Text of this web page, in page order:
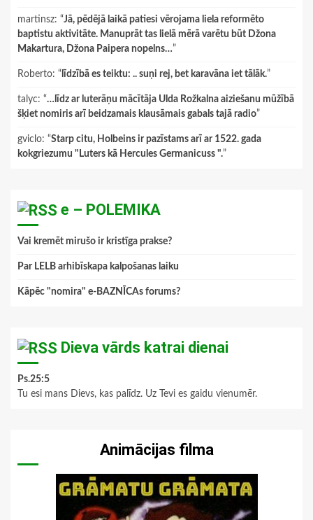
martinsz: “Jā, pēdējā laikā patiesi vērojama liela reformēto
baptistu aktivitāte. Manuprāt tas lielā mērā varētu būt Džona
Makartura, Džona Paipera nopelns…”
Roberto: “ līdzībā es teiktu: .. suņi rej, bet karavāna iet tālāk.”
talyc: “…līdz ar luterāņu mācītāja Ulda Rožkalna aiziešanu mūžībā
šķiet nomiris arī beidzamais klausāmais gabals tajā radio”
gviclo: “Starp citu, Holbeins ir pazīstams arī ar 1522. gada
kokgriezumu "Luters kā Hercules Germanicuss ".”
e – POLEMIKA
Vai kremēt mirušo ir kristīga prakse?
Par LELB arhibīskapa kalpošanas laiku
Kāpēc "nomira" e-BAZNĪCAs forums?
Dieva vārds katrai dienai
Ps.25:5
Tu esi mans Dievs, kas palīdz. Uz Tevi es gaidu vienumēr.
Animācijas filma